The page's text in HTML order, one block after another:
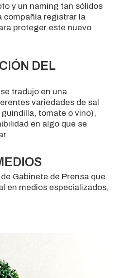
y un naming tan sólidos
compañía registrar la
proteger este nuevo
DEL
tradujo en una
variedades de sal
tomate o vino),
en algo que se
Gabinete de Prensa que
en medios especializados,